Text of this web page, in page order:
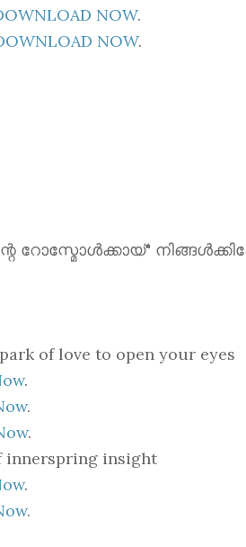
NOW.
NOW.
of love to open your eyes
.
.
.
insight
.
.